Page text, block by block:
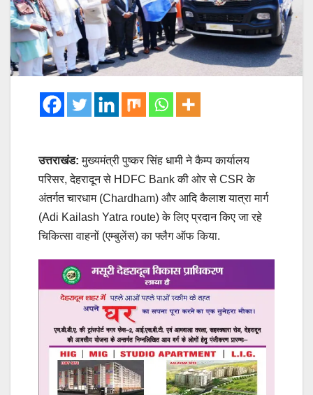
उत्तराखंड:मुख्यमंत्री पुष्कर सिंह धामी ने कैम्प कार्यालय
परिसर, देहरादून से HDFC Bank की ओर से CSR के
अंतर्गत चारधाम (Chardham) और आदि कैलाश यात्रा मार्ग
(Adi Kailash Yatra route) के लिए प्रदान किए जा रहे
चिकित्सा वाहनों (एम्बुलेंस) का फ्लैग ऑफ किया.